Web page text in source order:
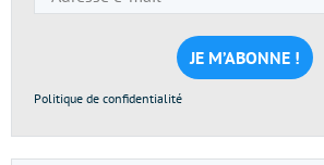
e-
mail
*
Politique de confidentialité